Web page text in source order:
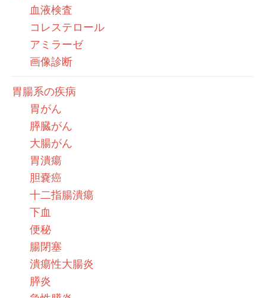
血液検査
コレステロール
アミラーゼ
画像診断
胃腸系の疾病
胃がん
膵臓がん
大腸がん
胃潰瘍
胆嚢癌
十二指腸潰瘍
下血
便秘
腸閉塞
潰瘍性大腸炎
膵炎